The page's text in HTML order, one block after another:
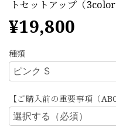
トセットアップ（
¥19,800
種類
【ご購入前の重要事項（